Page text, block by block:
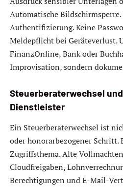
Automatische
Authentifizierung. Keine
Meldepflicht bei Geräteverlust.
FinanzOnline, Bank oder
Improvisation, sondern
Steuerberaterwechsel
Dienstleister
Ein Steuerberaterwechsel ist
oder honorarbezogener Schritt.
Zugriffsthema. Alte
Cloudfreigaben,
Berechtigungen und E-Mail-